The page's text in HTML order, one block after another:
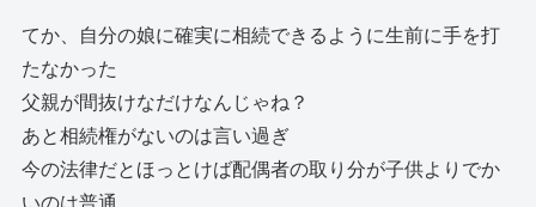
てか、自分の娘に確実に相続できるように生前に手を打
たなかった
父親が間抜けなだけなんじゃね？
あと相続権がないのは言い過ぎ
今の法律だとほっとけば配偶者の取り分が子供よりでか
いのは普通